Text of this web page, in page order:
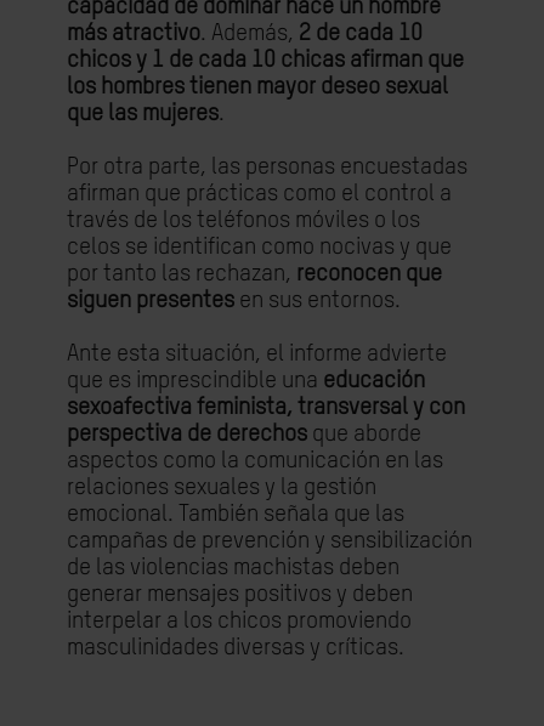
capacidad de dominar hace un hombre
más atractivo. Además, 2 de cada 10
chicos y 1 de cada 10 chicas afirman que
los hombres tienen mayor deseo sexual
que las mujeres.
Por otra parte, las personas encuestadas
afirman que prácticas como el control a
través de los teléfonos móviles o los
celos se identifican como nocivas y que
por tanto las rechazan, reconocen que
siguen presentes en sus entornos.
Ante esta situación, el informe advierte
que es imprescindible una educación
sexoafectiva feminista, transversal y con
perspectiva de derechos que aborde
aspectos como la comunicación en las
relaciones sexuales y la gestión
emocional. También señala que las
campañas de prevención y sensibilización
de las violencias machistas deben
generar mensajes positivos y deben
interpelar a los chicos promoviendo
masculinidades diversas y críticas.